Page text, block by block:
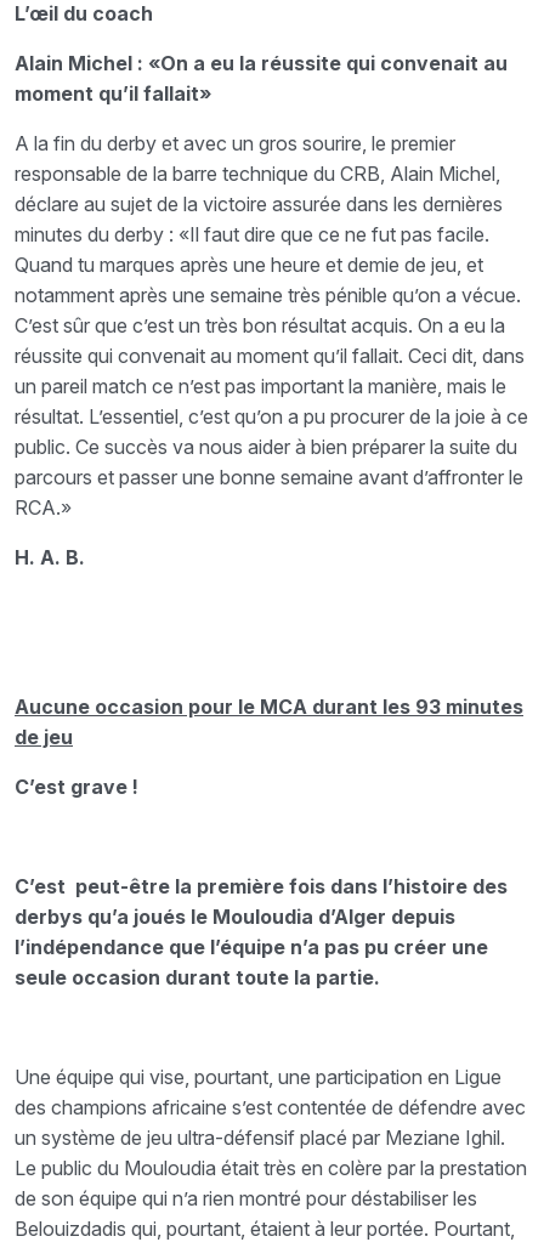
L’œil du coach
Alain Michel : «On a eu la réussite qui convenait au
moment qu’il fallait»
A la fin du derby et avec un gros sourire, le premier
responsable de la barre technique du CRB, Alain Michel,
déclare au sujet de la victoire assurée dans les dernières
minutes du derby : «Il faut dire que ce ne fut pas facile.
Quand tu marques après une heure et demie de jeu, et
notamment après une semaine très pénible qu’on a vécue.
C’est sûr que c’est un très bon résultat acquis. On a eu la
réussite qui convenait au moment qu’il fallait. Ceci dit, dans
un pareil match ce n’est pas important la manière, mais le
résultat. L’essentiel, c’est qu’on a pu procurer de la joie à ce
public. Ce succès va nous aider à bien préparer la suite du
parcours et passer une bonne semaine avant d’affronter le
RCA.»
H. A. B.
Aucune occasion pour le MCA durant les 93 minutes
de jeu
C’est grave !
C’est peut-être la première fois dans l’histoire des
derbys qu’a joués le Mouloudia d’Alger depuis
l’indépendance que l’équipe n’a pas pu créer une
seule occasion durant toute la partie.
Une équipe qui vise, pourtant, une participation en Ligue
des champions africaine s’est contentée de défendre avec
un système de jeu ultra-défensif placé par Meziane Ighil.
Le public du Mouloudia était très en colère par la prestation
de son équipe qui n’a rien montré pour déstabiliser les
Belouizdadis qui, pourtant, étaient à leur portée. Pourtant,